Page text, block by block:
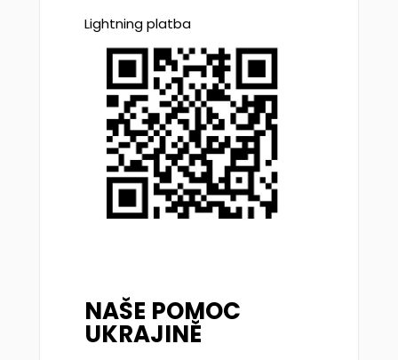
Lightning platba
NAŠE POMOC
UKRAJINĚ